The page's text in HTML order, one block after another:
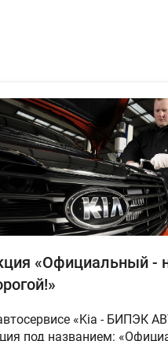
«Официальный -
«Kia - БИПЭК
под названием: